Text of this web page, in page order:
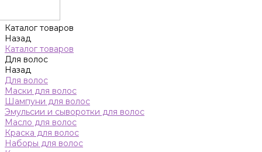
Каталог товаров
Назад
Каталог товаров
Для волос
Назад
Для волос
Маски для волос
Шампуни для волос
Эмульсии и сыворотки для волос
Масло для волос
Краска для волос
Наборы для волос